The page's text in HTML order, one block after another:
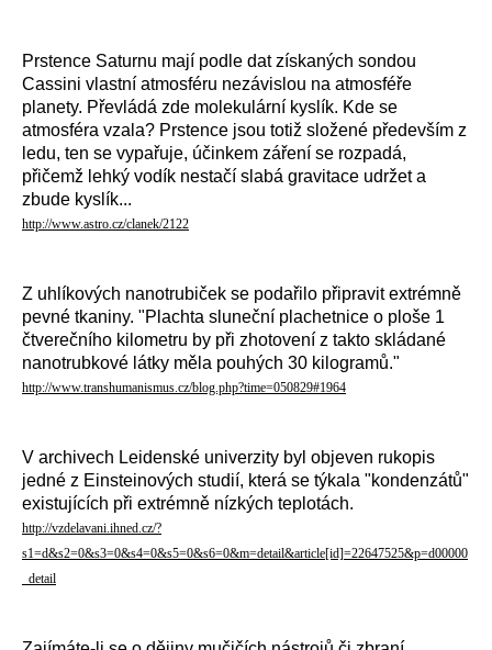
Prstence Saturnu mají podle dat získaných sondou
Cassini vlastní atmosféru nezávislou na atmosféře
planety. Převládá zde molekulární kyslík. Kde se
atmosféra vzala? Prstence jsou totiž složené především z
ledu, ten se vypařuje, účinkem záření se rozpadá,
přičemž lehký vodík nestačí slabá gravitace udržet a
zbude kyslík...
http://www.astro.cz/clanek/2122
Z uhlíkových nanotrubiček se podařilo připravit extrémně
pevné tkaniny. "Plachta sluneční plachetnice o ploše 1
čtverečního kilometru by při zhotovení z takto skládané
nanotrubkové látky měla pouhých 30 kilogramů."
http://www.transhumanismus.cz/blog.php?time=050829#1964
V archivech Leidenské univerzity byl objeven rukopis
jedné z Einsteinových studií, která se týkala "kondenzátů"
existujících při extrémně nízkých teplotách.
http://vzdelavani.ihned.cz/?
s1=d&s2=0&s3=0&s4=0&s5=0&s6=0&m=detail&article[id]=22647525&p=d00000
_detail